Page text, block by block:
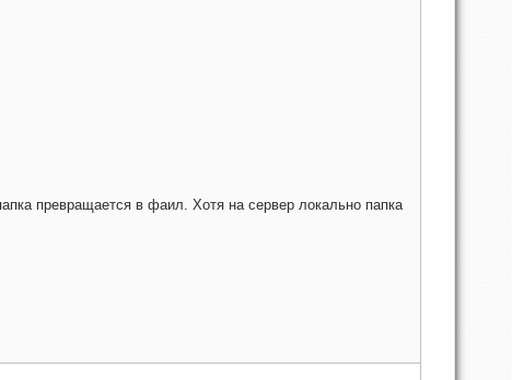
превращается в фаил. Хотя на сервер локально папка